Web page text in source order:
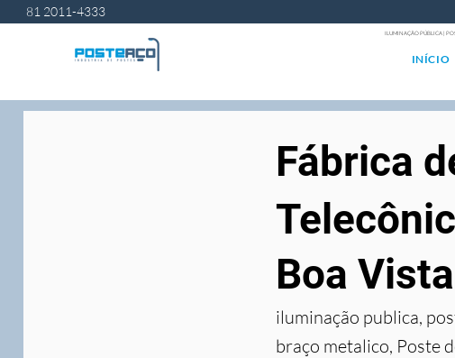
81 2011-4333
ILUMINAÇÃO PÚBLICA |
INÍCIO
Boa
Fábrica
iluminação publica,
braço metalico, Poste